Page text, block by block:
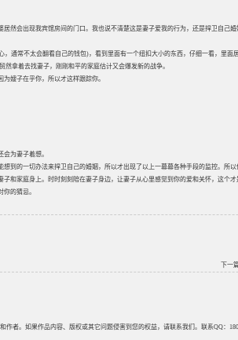
然会出现我宾馆房间的门口。我也说不清楚这是妻子爱我的行为，还是捍卫自己
通常不太会翻看自己的钱包)，看到里面有一个纽扣大小的东西，仔细一看，里面
拿着去找妻子，刚刚和平的家庭估计又会爆发新的战争。
嫂子在乎你，所以才这样跟踪你。
为妻子着想。
到的一切办法来捍卫自己的婚姻，所以才出现了以上一幕幕各种手段的监控。所
和家庭身上。时时刻刻陪在妻子身边，让妻子从心里感觉到你的爱和关怀，这个才
的猜忌。
下一
者。如果作品内容、版权或其它问题侵害到您的权益，请联系我们。联系QQ：